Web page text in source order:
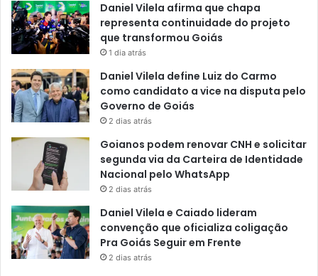
Daniel Vilela afirma que chapa
representa continuidade do projeto
que transformou Goiás
1 dia atrás
Daniel Vilela define Luiz do Carmo
como candidato a vice na disputa pelo
Governo de Goiás
2 dias atrás
Goianos podem renovar CNH e solicitar
segunda via da Carteira de Identidade
Nacional pelo WhatsApp
2 dias atrás
Daniel Vilela e Caiado lideram
convenção que oficializa coligação
Pra Goiás Seguir em Frente
2 dias atrás